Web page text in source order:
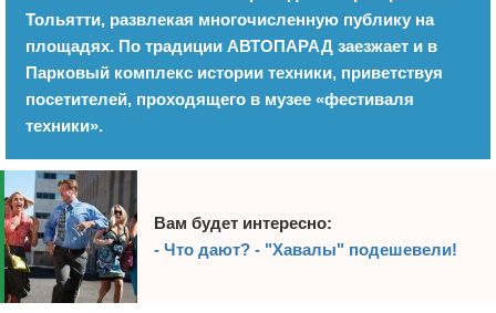
Тольятти, развлекая многочисленную публику на
площадях. По традиции АВТОПАРАД заезжает и в
Парковый комплекс истории техники, приветствуя
посетителей, проходящего в музее «фестиваля
техники».
Вам будет интересно:
- Что дают? - "Хавалы" подешевели!